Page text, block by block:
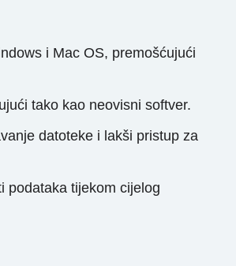
i Mac OS, premošćujući
tako kao neovisni softver.
datoteke i lakši pristup za
podataka tijekom cijelog